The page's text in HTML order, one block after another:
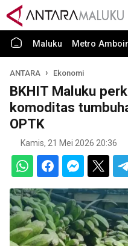
Maluku Metro
ANTARA Ekonomi
BKHIT Maluku
komoditas
OPTK
Kamis, 21 Mei 2026 20:36